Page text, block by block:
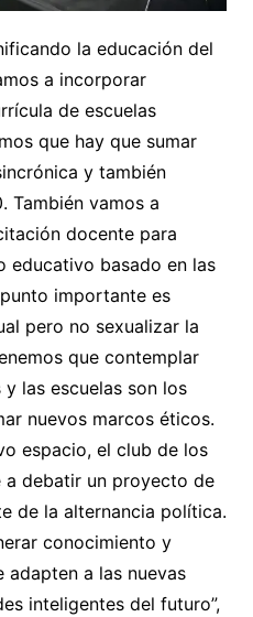
la educación del
a incorporar
de escuelas
que hay que sumar
y también
También vamos a
docente para
educativo basado en las
importante es
pero no sexualizar la
que contemplar
las escuelas son los
nuevos marcos éticos.
espacio, el club de los
a debatir un proyecto de
de la alternancia política.
conocimiento y
adapten a las nuevas
inteligentes del futuro”,